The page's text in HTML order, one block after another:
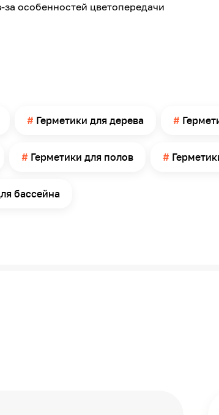
за особенностей цветопередачи
Герметики для дерева
Герметики для полов
бассейна